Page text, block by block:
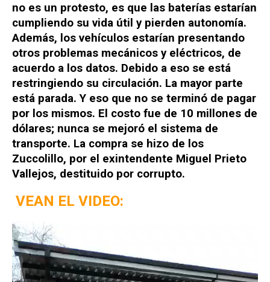
no es un protesto, es que las baterías estarían
cumpliendo su vida útil y pierden autonomía.
Además, los vehículos estarían presentando
otros problemas mecánicos y eléctricos, de
acuerdo a los datos. Debido a eso se está
restringiendo su circulación. La mayor parte
está parada. Y eso que no se terminó de pagar
por los mismos. El costo fue de 10 millones de
dólares; nunca se mejoró el sistema de
transporte. La compra se hizo de los
Zuccolillo, por el exintendente Miguel Prieto
Vallejos, destituido por corrupto.
VEAN EL VIDEO:
Reproductor
de
vídeo